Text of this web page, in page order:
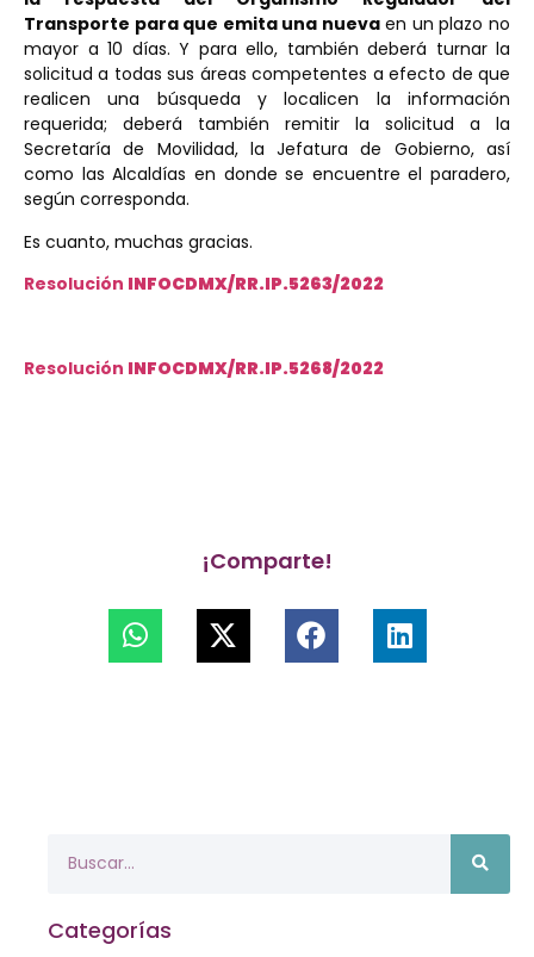
Transporte para que emita una nuevaen un plazo no
mayor a 10 días. Y para ello, también deberá turnar la
solicitud a todas sus áreas competentes a efecto de que
realicen una búsqueda y localicen la información
requerida; deberá también remitir la solicitud a la
Secretaría de Movilidad, la Jefatura de Gobierno, así
como las Alcaldías en donde se encuentre el paradero,
según corresponda.
Es cuanto, muchas gracias.
Resolución INFOCDMX/RR.IP.5263/2022
Resolución INFOCDMX/RR.IP.5268/2022
¡Comparte!
Categorías